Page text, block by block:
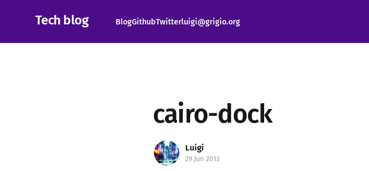
Tech blog BlogGithubTwitterluigi@grigio.org
cairo-dock
Luigi
29 Jun 2013